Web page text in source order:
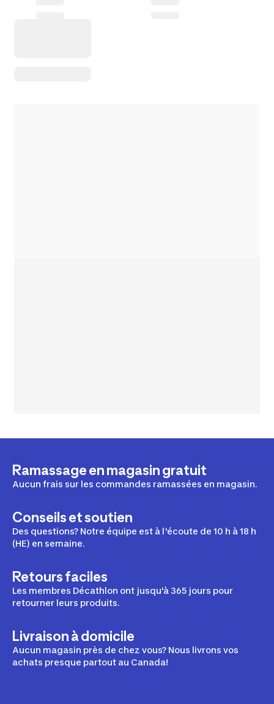
Ramassage en magasin gratuit
Aucun frais sur les commandes ramassées en magasin.
Conseils et soutien
Des questions? Notre équipe est à l'écoute de 10 h à 18 h
(HE) en semaine.
Retours faciles
Les membres Décathlon ont jusqu'à 365 jours pour
retourner leurs produits.
Livraison à domicile
Aucun magasin près de chez vous? Nous livrons vos
achats presque partout au Canada!